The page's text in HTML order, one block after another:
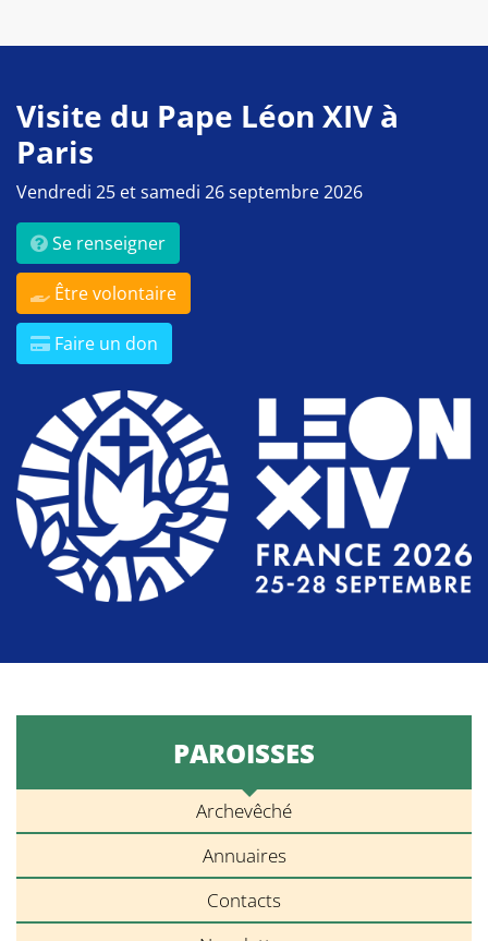
Visite du Pape Léon XIV à
Paris
Vendredi 25 et samedi 26 septembre 2026
Se renseigner
Être volontaire
Faire un don
PAROISSES
Archevêché
Annuaires
Contacts